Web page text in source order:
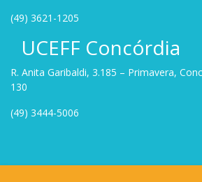
(49) 3621-1205
UCEFF Concórdia
R. Anita Garibaldi, 3.185 – Primavera,
130
(49) 3444-5006